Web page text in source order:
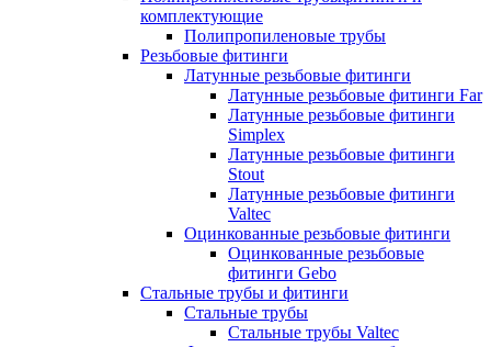
комплектующие
Полипропиленовые трубы
Резьбовые фитинги
Латунные резьбовые фитинги
Латунные резьбовые фитинги Far
Латунные резьбовые фитинги
Simplex
Латунные резьбовые фитинги
Stout
Латунные резьбовые фитинги
Valtec
Оцинкованные резьбовые фитинги
Оцинкованные резьбовые
фитинги Gebo
Стальные трубы и фитинги
Стальные трубы
Стальные трубы Valtec